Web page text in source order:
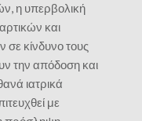
η υπερβολική
και
σε κίνδυνο τους
την απόδοση και
ιατρικά
με